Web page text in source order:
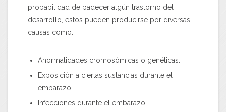
probabilidad de padecer algún trastorno del
desarrollo, estos pueden producirse por diversas
causas como:
Anormalidades cromosómicas o genéticas.
Exposición a ciertas sustancias durante el
embarazo.
Infecciones durante el embarazo.